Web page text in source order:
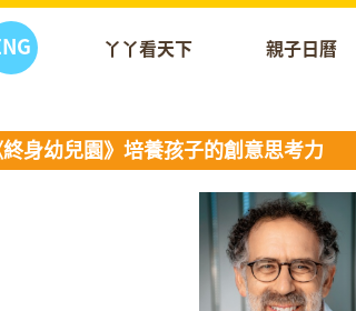
丫丫看天下 親子日曆
身幼兒園》培養孩子的創意思考力